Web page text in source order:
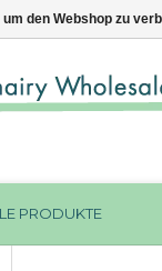
PRODUKTE
den Webshop zu